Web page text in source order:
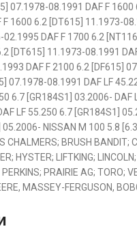
07.1978-08.1991 DAF F 1600
1600 6.2 [DT615] 11.1973-
DAF F 1700 6.2
[DT615] 11.1973-08.1991
DAF F 2100 6.2 [DF615]
07.1978-08.1991 DAF LF
6.7 [GR184S1] 03.2006- DAF
LF 55.250 6.7 [GR184S1]
NISSAN M 100 5.8
CHALMERS; BRUSH BANDIT;
HYSTER; LIFTKING;
PRAIRIE AG; TORO;
MASSEY-FERGUSON,